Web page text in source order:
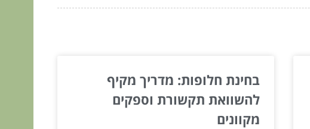
בחינת חלופות: מדריך מקיף
להשוואת תקשורת וספקים
מקוונים